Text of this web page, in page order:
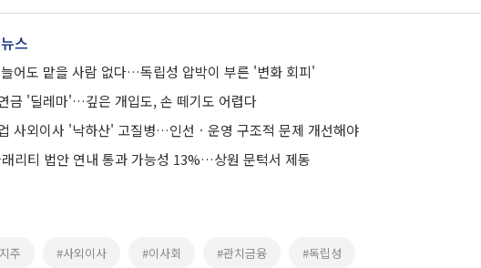
스
어도 맡을 사람 없다…독립성 압박이 부른 '변화 회피'
금 '딜레마'…깊은 개입도, 손 떼기도 어렵다
사외이사 '낙하산' 고질병…인선ㆍ운영 구조적 문제 개선해야
리티 법안 연내 통과 가능성 13%…상원 문턱서 제동
주 #사외이사 #이사회 #관치금융 #독립성